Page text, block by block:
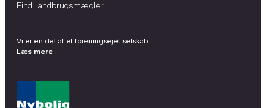
Find landbrugsmægler
Vi er en del af et foreningsejet selskab
Læs mere